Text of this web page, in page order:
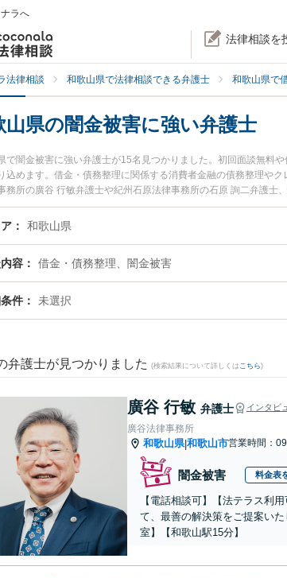
ラへ
法律相談を
法律相談 和歌山県で法律相談できる弁護士 和歌山県で
山県の闇金被害に強い弁護士
で闇金被害に強い弁護士が15名見つかりました。初回面談無料
込めます。借金・債務整理に関係する消費者金融の債務整理や
務所の廣谷 行敏弁護士や紀州石原法律事務所の石原 詢二弁護士
歌山県で土日や夜間に発生した闇金被害のトラブルを今すぐに
害を法律相談できる和歌山県内の弁護士に相談予約したい』な
和歌山県
容 借金・債務整理、闇金被害
件 未選択
弁護士が見つかりました (検索結果について詳しくは こちら)
廣谷 行敏 弁護士 インタビ
廣谷法律事務所
和歌山県|和歌山市営業時間：
闇金被害 料金表
【電話相談可】【法テラス利
て、最善の解決策をご提案い
室】【和歌山駅15分】